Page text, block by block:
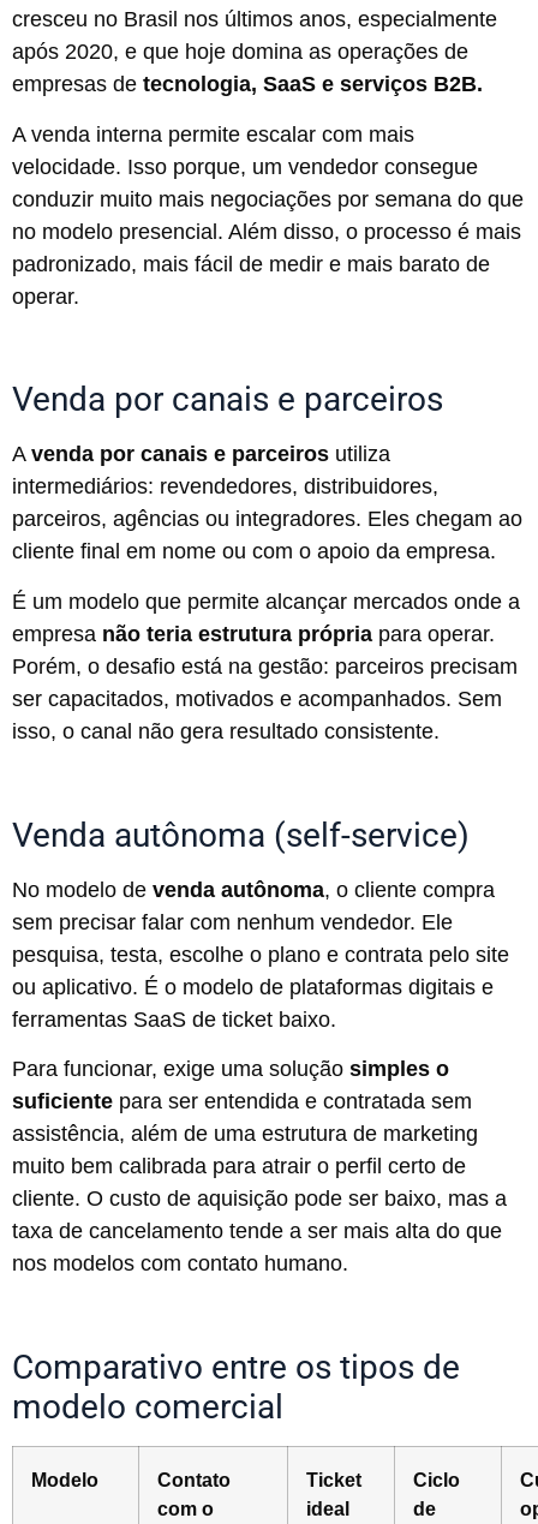
cresceu no Brasil nos últimos anos, especialmente
após 2020, e que hoje domina as operações de
empresas de tecnologia, SaaS e serviços B2B.
A venda interna permite escalar com mais
velocidade. Isso porque, um vendedor consegue
conduzir muito mais negociações por semana do que
no modelo presencial. Além disso, o processo é mais
padronizado, mais fácil de medir e mais barato de
operar.
Venda por canais e parceiros
A venda por canais e parceiros utiliza
intermediários: revendedores, distribuidores,
parceiros, agências ou integradores. Eles chegam ao
cliente final em nome ou com o apoio da empresa.
É um modelo que permite alcançar mercados onde a
empresa não teria estrutura própria para operar.
Porém, o desafio está na gestão: parceiros precisam
ser capacitados, motivados e acompanhados. Sem
isso, o canal não gera resultado consistente.
Venda autônoma (self-service)
No modelo de venda autônoma, o cliente compra
sem precisar falar com nenhum vendedor. Ele
pesquisa, testa, escolhe o plano e contrata pelo site
ou aplicativo. É o modelo de plataformas digitais e
ferramentas SaaS de ticket baixo.
Para funcionar, exige uma solução simples o
suficiente para ser entendida e contratada sem
assistência, além de uma estrutura de marketing
muito bem calibrada para atrair o perfil certo de
cliente. O custo de aquisição pode ser baixo, mas a
taxa de cancelamento tende a ser mais alta do que
nos modelos com contato humano.
Comparativo entre os tipos de
modelo comercial
Modelo
Contato
com o
Ticket
ideal
Ciclo
de